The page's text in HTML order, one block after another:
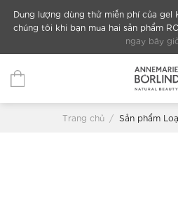
Chuyển
đến
Dung lượng dùng thử miễn phí của gel
chúng tôi khi bạn mua hai sản phẩm
ngay bây
Trang chủ / Sản phẩm